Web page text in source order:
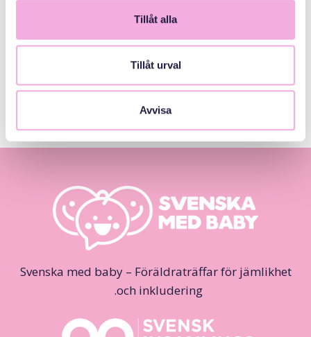
Tillåt alla
Tillåt urval
Avvisa
Svenska med baby – Föräldraträffar för jämlikhet
och inkludering.